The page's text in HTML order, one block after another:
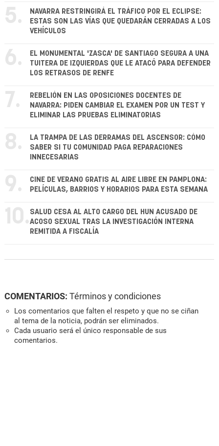
5.
NAVARRA RESTRINGIRÁ EL TRÁFICO POR EL ECLIPSE:
ESTAS SON LAS VÍAS QUE QUEDARÁN CERRADAS A LOS
VEHÍCULOS
6.
EL MONUMENTAL 'ZASCA' DE SANTIAGO SEGURA A UNA
TUITERA DE IZQUIERDAS QUE LE ATACÓ PARA DEFENDER
LOS RETRASOS DE RENFE
7.
REBELIÓN EN LAS OPOSICIONES DOCENTES DE
NAVARRA: PIDEN CAMBIAR EL EXAMEN POR UN TEST Y
ELIMINAR LAS PRUEBAS ELIMINATORIAS
8.
LA TRAMPA DE LAS DERRAMAS DEL ASCENSOR: CÓMO
SABER SI TU COMUNIDAD PAGA REPARACIONES
INNECESARIAS
9.
CINE DE VERANO GRATIS AL AIRE LIBRE EN PAMPLONA:
PELÍCULAS, BARRIOS Y HORARIOS PARA ESTA SEMANA
10. SALUD CESA AL ALTO CARGO DEL HUN ACUSADO DE
ACOSO SEXUAL TRAS LA INVESTIGACIÓN INTERNA
REMITIDA A FISCALÍA
COMENTARIOS: Términos y condiciones
Los comentarios que falten el respeto y que no se ciñan
al tema de la noticia, podrán ser eliminados.
Cada usuario será el único responsable de sus
comentarios.